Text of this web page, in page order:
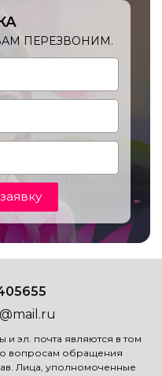
ПЕРЕЗВОНИМ.
и эл. почта являются в том
вопросам обращения
Лица, уполномоченные